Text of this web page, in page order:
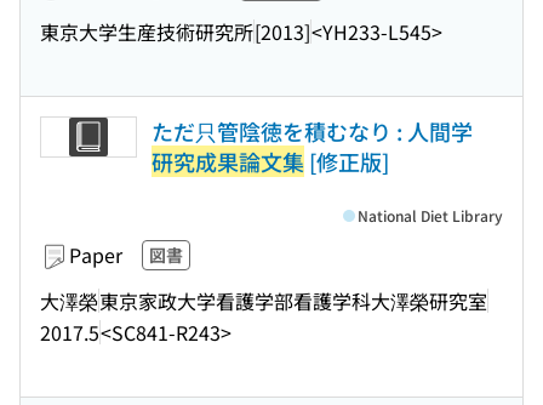
東京大学生産技術研究所[2013]<YH233-L545>
ただ只管陰徳を積むなり : 人間学
研究成果論文集 [修正版]
Paper 図書
大澤榮東京家政大学看護学部看護学科大澤榮研究室
2017.5<SC841-R243>
National Diet Library